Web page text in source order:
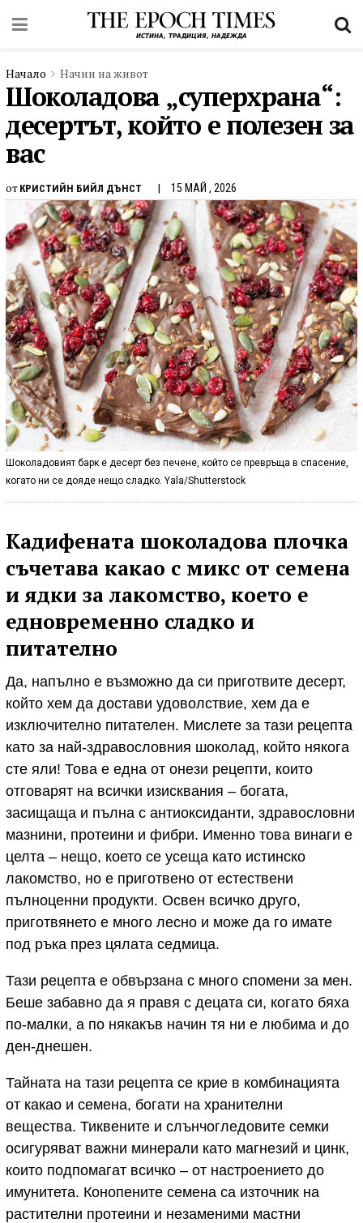
Начало Начин на живот
Шоколадова „суперхрана“:
десертът, който е полезен за
вас
от КРИСТИЙН БИЙЛ ДЪНСТ 15 МАЙ , 2026
Шоколадовият барк е десерт без печене, който се превръща в спасение,
когато ни се дояде нещо сладко. Yala/Shutterstock
Кадифената шоколадова плочка
съчетава какао с микс от семена
и ядки за лакомство, което е
едновременно сладко и
питателно
Да, напълно е възможно да си приготвите десерт,
който хем да достави удоволствие, хем да е
изключително питателен. Мислете за тази рецепта
като за най-здравословния шоколад, който някога
сте яли! Това е една от онези рецепти, които
отговарят на всички изисквания – богата,
засищаща и пълна с антиоксиданти, здравословни
мазнини, протеини и фибри. Именно това винаги е
целта – нещо, което се усеща като истинско
лакомство, но е приготвено от естествени
пълноценни продукти. Освен всичко друго,
приготвянето е много лесно и може да го имате
под ръка през цялата седмица.
Тази рецепта е обвързана с много спомени за мен.
Беше забавно да я правя с децата си, когато бяха
по-малки, а по някакъв начин тя ни е любима и до
ден-днешен.
Тайната на тази рецепта се крие в комбинацията
от какао и семена, богати на хранителни
вещества. Тиквените и слънчогледовите семки
осигуряват важни минерали като магнезий и цинк,
които подпомагат всичко – от настроението до
имунитета. Конопените семена са източник на
растителни протеини и незаменими мастни